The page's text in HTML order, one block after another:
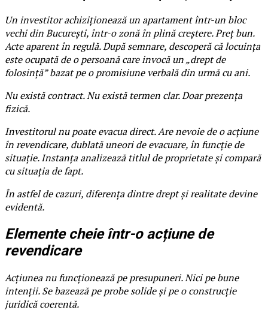
Un investitor achiziționează un apartament într-un bloc
vechi din București, într-o zonă în plină creștere. Preț bun.
Acte aparent în regulă. După semnare, descoperă că locuința
este ocupată de o persoană care invocă un „drept de
folosință” bazat pe o promisiune verbală din urmă cu ani.
Nu există contract. Nu există termen clar. Doar prezența
fizică.
Investitorul nu poate evacua direct. Are nevoie de o acțiune
în revendicare, dublată uneori de evacuare, în funcție de
situație. Instanța analizează titlul de proprietate și compară
cu situația de fapt.
În astfel de cazuri, diferența dintre drept și realitate devine
evidentă.
Elemente cheie într-o acțiune de
revendicare
Acțiunea nu funcționează pe presupuneri. Nici pe bune
intenții. Se bazează pe probe solide și pe o construcție
juridică coerentă.